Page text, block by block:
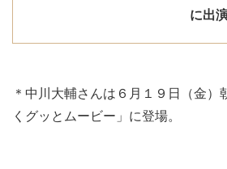
に出演
＊中川大輔さんは６月１９日（金）
くグッとムービー」に登場。